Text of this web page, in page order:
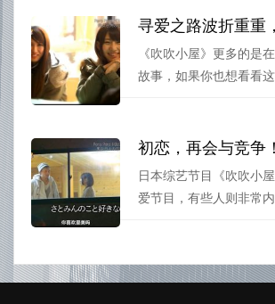
《吹吹小屋》更多的是
故事，如果你也想看看
日本综艺节目《吹吹小
爱节目，有些人则非常